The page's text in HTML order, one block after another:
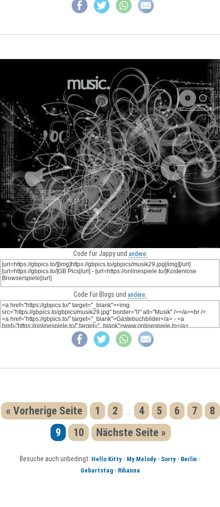
Code für Jappy und andere:
Code für Blogs und andere:
« Vorherige Seite 1 2 4 5 6 7
8
9
10 Nächste Seite »
Besuche auch unbedingt: Hello Kitty - My Melody - Sorry - Berlin -
Geburtstag- Rihanna